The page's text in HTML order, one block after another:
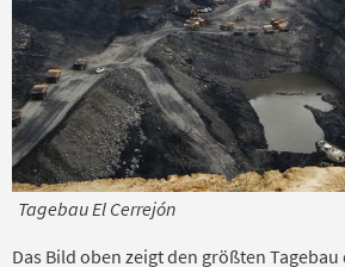
Tagebau El Cerrejón
Das Bild oben zeigt den größten Tagebau